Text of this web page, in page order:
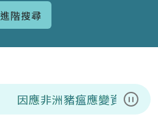
進階搜尋
暫停
因應非洲豬瘟應變資訊專區